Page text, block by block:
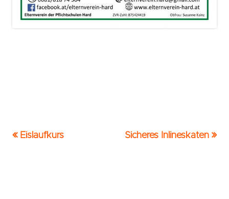
Beitrags-
Vorheriger
Eislaufkurs
Nächster
Sicheres Inlineskaten